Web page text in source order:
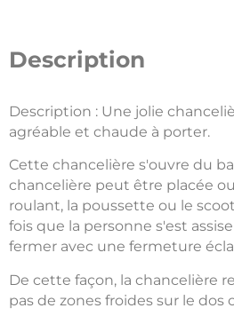
Description
Description : Une jolie
agréable et chaude à porter.
Cette chancelière s'ouvre du
chancelière peut être placée
roulant, la poussette ou le
fois que la personne s'est
fermer avec une fermeture
De cette façon, la chancelière
pas de zones froides sur le dos